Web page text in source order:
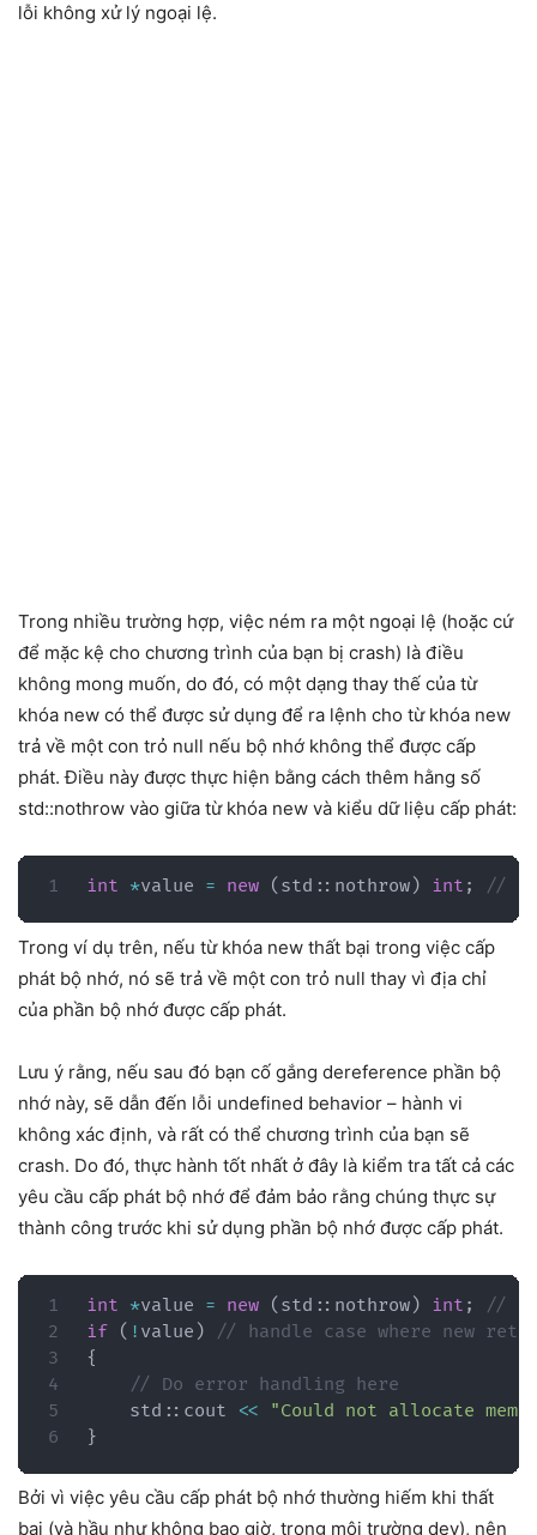
lỗi không xử lý ngoại lệ.
Trong nhiều trường hợp, việc ném ra một ngoại lệ (hoặc cứ
để mặc kệ cho chương trình của bạn bị crash) là điều
không mong muốn, do đó, có một dạng thay thế của từ
khóa new có thể được sử dụng để ra lệnh cho từ khóa new
trả về một con trỏ null nếu bộ nhớ không thể được cấp
phát. Điều này được thực hiện bằng cách thêm hằng số
std::nothrow vào giữa từ khóa new và kiểu dữ liệu cấp phát:
int *value = new ( std :: nothrow) int ; //
Trong ví dụ trên, nếu từ khóa new thất bại trong việc cấp
phát bộ nhớ, nó sẽ trả về một con trỏ null thay vì địa chỉ
của phần bộ nhớ được cấp phát.
Lưu ý rằng, nếu sau đó bạn cố gắng dereference phần bộ
nhớ này, sẽ dẫn đến lỗi undefined behavior – hành vi
không xác định, và rất có thể chương trình của bạn sẽ
crash. Do đó, thực hành tốt nhất ở đây là kiểm tra tất cả các
yêu cầu cấp phát bộ nhớ để đảm bảo rằng chúng thực sự
thành công trước khi sử dụng phần bộ nhớ được cấp phát.
int *value = new ( std :: nothrow) int ;
//
if ( ! value )
// handle case where new
{
// Do error handling here
    std
:: cout <<
"Could not allocate
}
Bởi vì việc yêu cầu cấp phát bộ nhớ thường hiếm khi thất
bại (và hầu như không bao giờ, trong môi trường dev), nên